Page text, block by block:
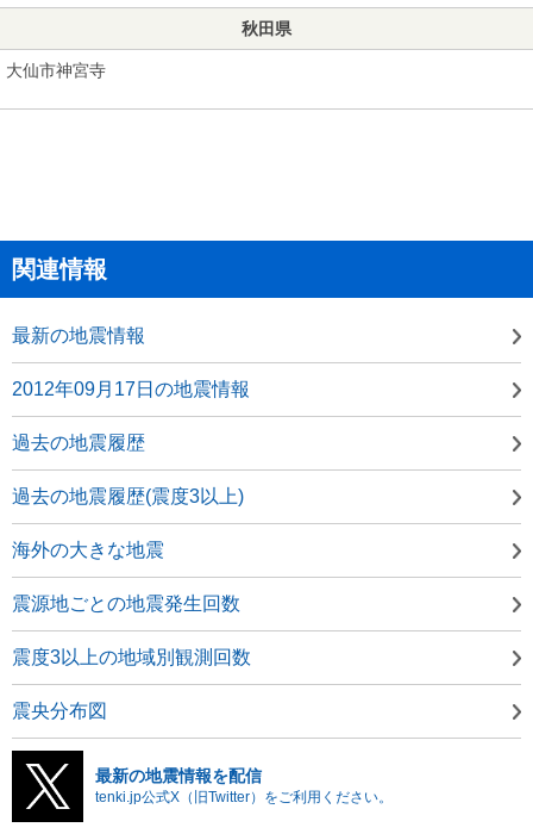
秋田県
大仙市神宮寺
関連情報
最新の地震情報
2012年09月17日の地震情報
過去の地震履歴
過去の地震履歴(震度3以上)
海外の大きな地震
震源地ごとの地震発生回数
震度3以上の地域別観測回数
震央分布図
最新の地震情報を配信
tenki.jp公式X（旧Twitter）をご利用ください。